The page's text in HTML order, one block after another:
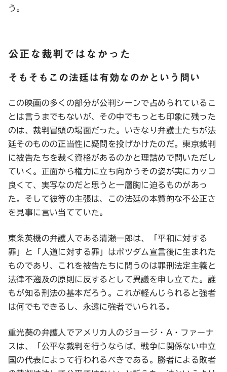
う。
公正な裁判ではなかった
そもそもこの法廷は有効なのかという問い
この映画の多くの部分が公判シーンで占められているこ
とは言うまでもないが、その中でもっとも印象に残った
のは、裁判冒頭の場面だった。いきなり弁護士たちが法
廷そのものの正当性に疑問を投げかけたのだ。東京裁判
に被告たちを裁く資格があるのかと理詰めで問いただし
ていく。正面から権力に立ち向かうその姿が実にカッコ
良くて、実写なのだと思うと一層胸に迫るものがあっ
た。そして彼等の主張は、この法廷の本質的な不公正さ
を見事に言い当てていた。
東条英機の弁護人である清瀬一郎は、「平和に対する
罪」と「人道に対する罪」はポツダム宣言後に生まれた
ものであり、これを被告たちに問うのは罪刑法定主義と
法律不遡及の原則に反するとして異議を申し立てた。誰
もが知る刑法の基本だろう。これが軽んじられると強者
は何でもできるし、永遠に強者でいられる。
重光葵の弁護人でアメリカ人のジョージ・A・ファーナ
スは、「公平な裁判を行うならば、戦争に関係ない中立
国の代表によって行われるべきである。勝者による敗者